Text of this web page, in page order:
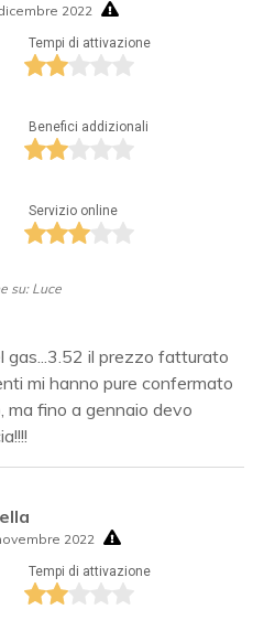
2022
Tempi di attivazione
Benefici addizionali
Servizio online
su: Luce
gas...3.52 il prezzo fatturato
mi hanno pure confermato
fino a gennaio devo
2022
Tempi di attivazione